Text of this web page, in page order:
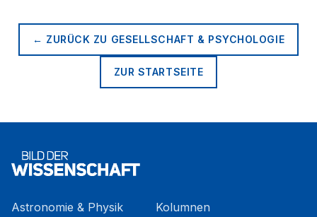
← ZURÜCK ZU GESELLSCHAFT & PSYCHOLOGIE
ZUR STARTSEITE
Astronomie & Physik
Kolumnen